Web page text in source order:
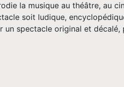
la musique au théâtre, au
soit ludique,
un spectacle original et